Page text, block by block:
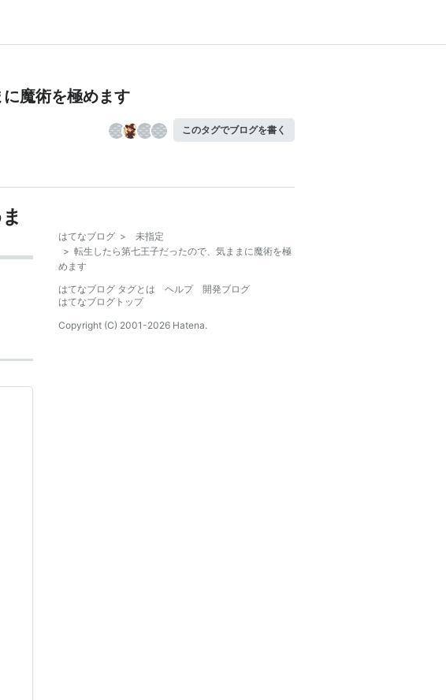
魔術を極めます
このタグでブログを書く
はてなブログ >
未指定
> 転生したら第七王子だったので、気ままに魔術を極
めます
はてなブログ タグとは
ヘルプ
開発ブログ
はてなブログトップ
Copyright (C) 2001-2026 Hatena.